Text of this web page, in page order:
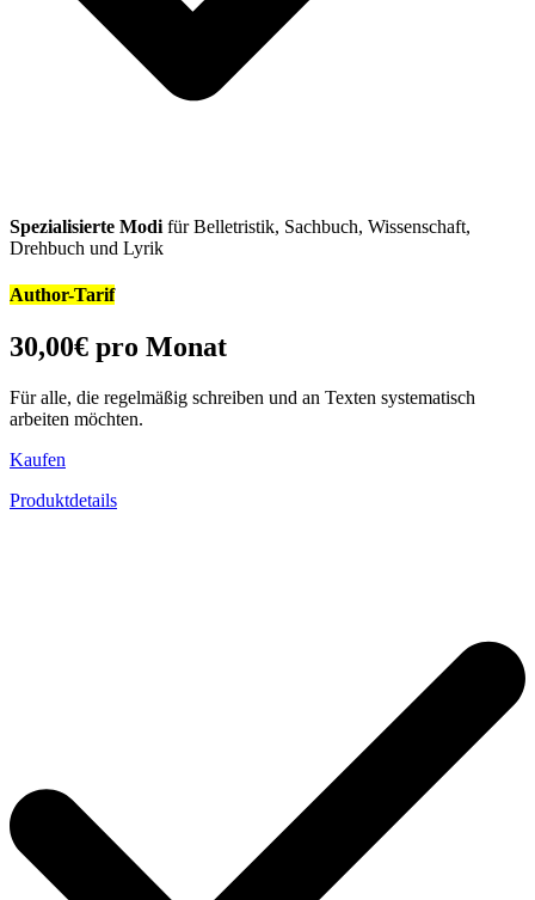
Spezialisierte Modi für Belletristik, Sachbuch, Wissenschaft,
Drehbuch und Lyrik
Author-Tarif
30,00€ pro Monat
Für alle, die regelmäßig schreiben und an Texten systematisch
arbeiten möchten.
Kaufen
Produktdetails